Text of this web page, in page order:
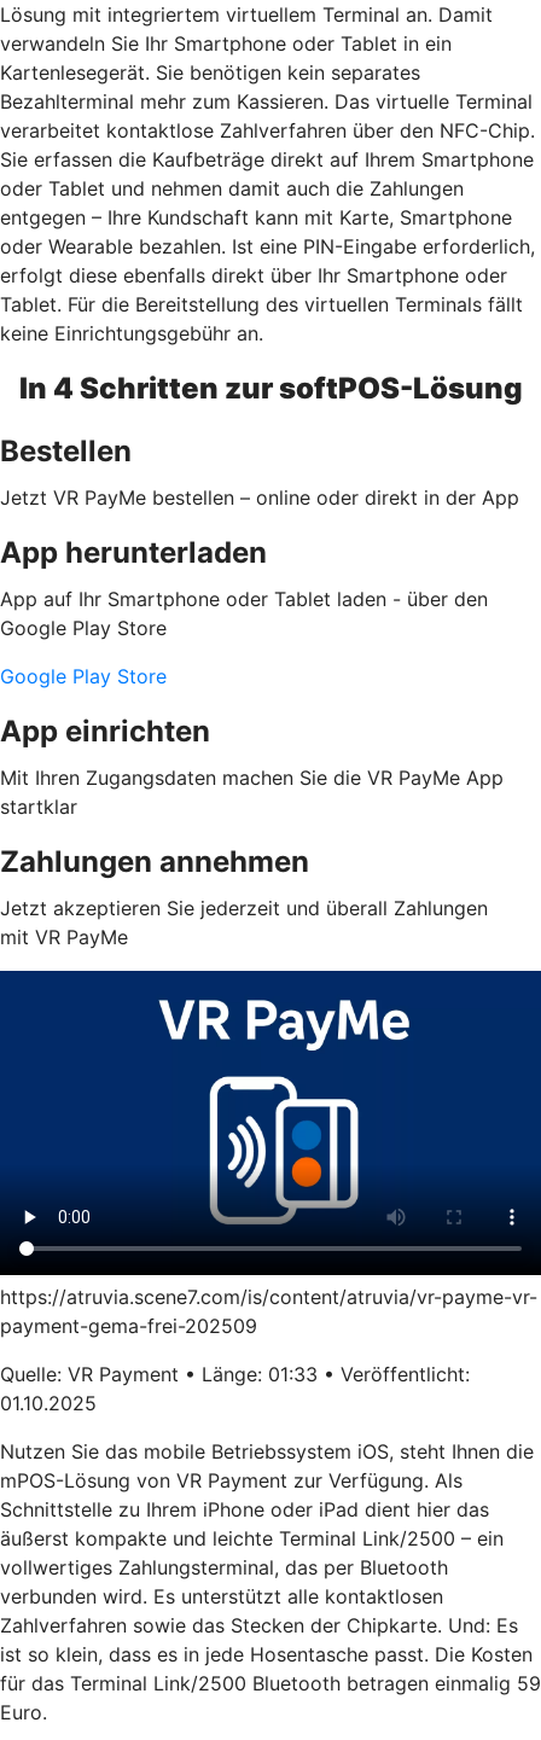
Lösung mit integriertem virtuellem Terminal an. Damit
verwandeln Sie Ihr Smartphone oder Tablet in ein
Kartenlesegerät. Sie benötigen kein separates
Bezahlterminal mehr zum Kassieren. Das virtuelle Terminal
verarbeitet kontaktlose Zahlverfahren über den NFC-Chip.
Sie erfassen die Kaufbeträge direkt auf Ihrem Smartphone
oder Tablet und nehmen damit auch die Zahlungen
entgegen – Ihre Kundschaft kann mit Karte, Smartphone
oder Wearable bezahlen. Ist eine PIN-Eingabe erforderlich,
erfolgt diese ebenfalls direkt über Ihr Smartphone oder
Tablet. Für die Bereitstellung des virtuellen Terminals fällt
keine Einrichtungsgebühr an.
In 4 Schritten zur softPOS-Lösung
Bestellen
Jetzt VR PayMe bestellen – online oder direkt in der App
App herunterladen
App auf Ihr Smartphone oder Tablet laden - über den
Google Play Store
Google Play Store
App einrichten
Mit Ihren Zugangsdaten machen Sie die VR PayMe App
startklar
Zahlungen annehmen
Jetzt akzeptieren Sie jederzeit und überall Zahlungen
mit VR PayMe
https://atruvia.scene7.com/is/content/atruvia/vr-payme-vr-
payment-gema-frei-202509
Quelle: VR Payment • Länge: 01:33 • Veröffentlicht:
01.10.2025
Nutzen Sie das mobile Betriebssystem iOS, steht Ihnen die
mPOS-Lösung von VR Payment zur Verfügung. Als
Schnittstelle zu Ihrem iPhone oder iPad dient hier das
äußerst kompakte und leichte Terminal Link/2500 – ein
vollwertiges Zahlungsterminal, das per Bluetooth
verbunden wird. Es unterstützt alle kontaktlosen
Zahlverfahren sowie das Stecken der Chipkarte. Und: Es
ist so klein, dass es in jede Hosentasche passt. Die Kosten
für das Terminal Link/2500 Bluetooth betragen einmalig 59
Euro.